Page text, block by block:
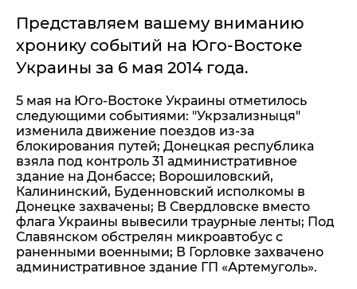
Представляем вашему вниманию
хронику событий на Юго-Востоке
Украины за 6 мая 2014 года.
5 мая на Юго-Востоке Украины отметилось
следующими событиями: "Укрзализныця"
изменила движение поездов из-за
блокирования путей; Донецкая республика
взяла под контроль 31 административное
здание на Донбассе; Ворошиловский,
Калининский, Буденновский исполкомы в
Донецке захвачены; В Свердловске вместо
флага Украины вывесили траурные ленты; Под
Славянском обстрелян микроавтобус с
раненными военными; В Горловке захвачено
административное здание ГП «Артемуголь».